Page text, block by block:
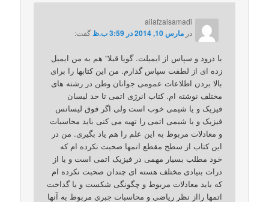
aliafzalsamadi
درمارس 10, 2014 در 3:59 ب.ظ گفت:
با درود و سپاس از ایمیلت. گویا قبلا” هم به من ایمیل
زده ای از لطفت سپاس گذارم. من این کتابها را برای
بالا بردن اطلاعات عمومی جوانان وطن در رشته های
مختلف نوشته ام. کتاب انرژی اتمی تا حد لیسان
فیزیک و یا شیمی خوب است ولی اگر فوق لیسانس
فیزیک و یا شیمی اتمی را تهیه می کنی باید محاسبات
و معادلات مربوط به این علم را هم یاد بگیری. من در
این کتاب از سطح مقطع اتمها صحبت نکرده ام که
خود مطلب بسیار مهمی در فیزیک اتمی است و یا از
ذرات بنیادی مختلف هسته ای چندان صحبت نکرده ام
که باید معادلات مربوط و چگونگی شکست و یا گداخت
اتمها رااز نظر ریاضی و محاسبات جبری مربوط به آنها